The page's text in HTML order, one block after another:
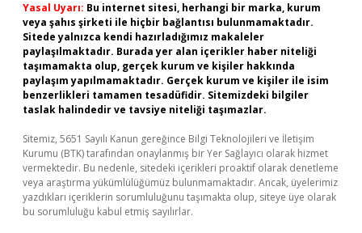
Yasal Uyarı: Bu internet sitesi, herhangi bir marka, kurum
veya şahıs şirketi ile hiçbir bağlantısı bulunmamaktadır.
Sitede yalnızca kendi hazırladığımız makaleler
paylaşılmaktadır. Burada yer alan içerikler haber niteliği
taşımamakta olup, gerçek kurum ve kişiler hakkında
paylaşım yapılmamaktadır. Gerçek kurum ve kişiler ile isim
benzerlikleri tamamen tesadüfidir. Sitemizdeki bilgiler
taslak halindedir ve tavsiye niteliği taşımazlar.
Sitemiz, 5651 Sayılı Kanun gereğince Bilgi Teknolojileri ve İletişim
Kurumu (BTK) tarafından onaylanmış bir Yer Sağlayıcı olarak hizmet
vermektedir. Bu nedenle, sitedeki içerikleri proaktif olarak denetleme
veya araştırma yükümlülüğümüz bulunmamaktadır. Ancak, üyelerimiz
yazdıkları içeriklerin sorumluluğunu taşımakta olup, siteye üye olarak
bu sorumluluğu kabul etmiş sayılırlar.